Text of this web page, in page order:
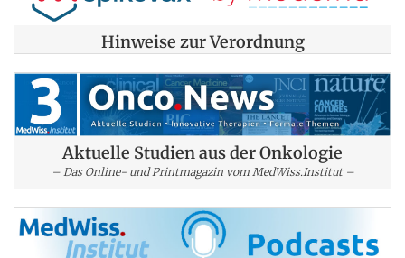
Hinweise zur Verordnung
Aktuelle Studien aus der Onkologie
– Das Online- und Printmagazin vom MedWiss.Institut –